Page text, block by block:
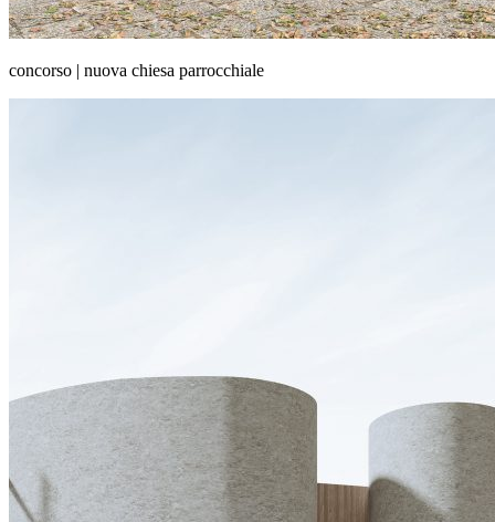
concorso | nuova chiesa parrocchiale